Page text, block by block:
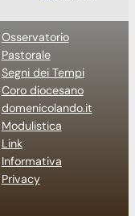
Osservatorio
Pastorale
Segni dei Tempi
Coro diocesano
domenicolando.it
Modulistica
Link
Informativa
Privacy